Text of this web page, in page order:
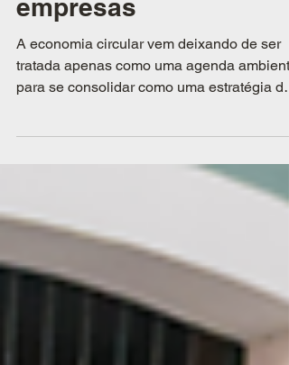
integrar a estratégia de
negócios das
empresas
para se consolidar como uma estratégia de